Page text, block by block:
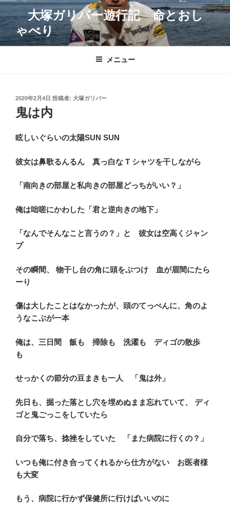
コ
ン
テ
ン
大塚ガリバー遊行記 命とおし
ゃべり
メニュー
投
稿
日:
2020年2月4日 投稿者: 大塚ガリバー
鬼は内
眩しいぐらいの太陽SUN SUN
彼女は鼻歌るんるん 真っ白な T シャツを干しながら
「南向きの部屋と私向きの部屋どっちがいい？」
俺は咄嗟にかわした「君と逆向きの地下」
「なんでそんなこと言うの？」と 彼女は空高くジャン
プ
その瞬間、 物干し台の角に頭をぶつけ 血が眉間にたら
ーり
傷は大したことはなかったが、 頭のてっぺんに、角のよ
うなこぶが一本
俺は、三日間 飯も 掃除も 洗濯も ディゴの散歩
も
せっかくの節分の豆まきも一人 「鬼は外」
先日も、掘った落とし穴を埋めぬまま忘れていて、 ディ
ゴと鬼ごっこをしていたら
自分で落ち、捻挫をしていた 「また病院に行くの？」
いつも俺に付き合ってくれるから仕方がない お医者様
も大変
もう、病院に行かず保健所に行けばいいのに